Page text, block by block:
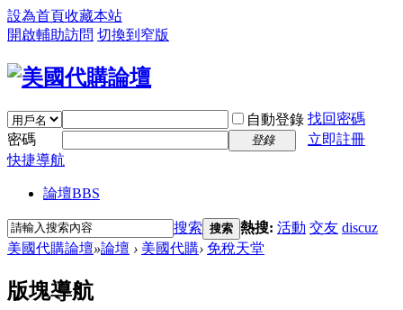
設為首頁收藏本站
開啟輔助訪問 切換到窄版
自動登錄 找回密碼
密碼
登錄
立即註冊
快捷導航
論壇BBS
搜索 搜索 熱搜: 活動 交友 discuz
美國代購論壇»論壇 › 美國代購› 免稅天堂
版塊導航